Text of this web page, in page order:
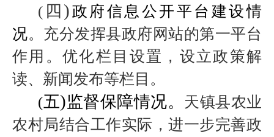
( 四 )政府信息公开平台建设情
况。充分发挥县政府网站的第一平台
作用。优化栏目设置，设立政策解
读、新闻发布等栏目。
(五)监督保障情况。
天镇县农业
农村局结合工作实际，进一步完善政